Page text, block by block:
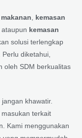
, kemasan
ataupun kemasan
solusi terlengkap
diketahui,
oleh SDM berkualitas
khawatir.
terkait
Kami menggunakan